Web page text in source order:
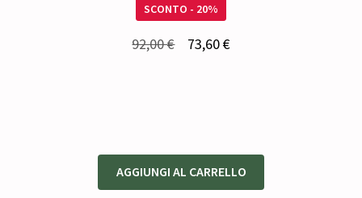
SCONTO - 20%
92,00€ 73,60€Il
AGGIUNGI AL CARRELLO